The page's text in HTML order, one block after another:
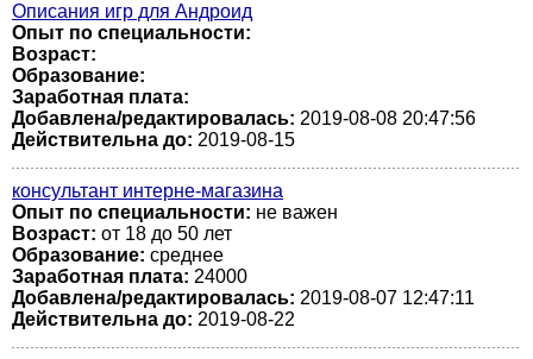
Описания игр для Андроид
Опыт по специальности:
Возраст:
Образование:
Заработная плата:
Добавлена/редактировалась: 2019-08-08 20:47:56
Действительна до: 2019-08-15
консультант интерне-магазина
Опыт по специальности: не важен
Возраст: от 18 до 50 лет
Образование: среднее
Заработная плата: 24000
Добавлена/редактировалась: 2019-08-07 12:47:11
Действительна до: 2019-08-22